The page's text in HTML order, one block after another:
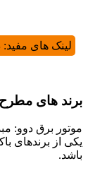
لینک های مفید:
برند های مطرح
موتور برق دوو:
یکی از برندهای
باشد.